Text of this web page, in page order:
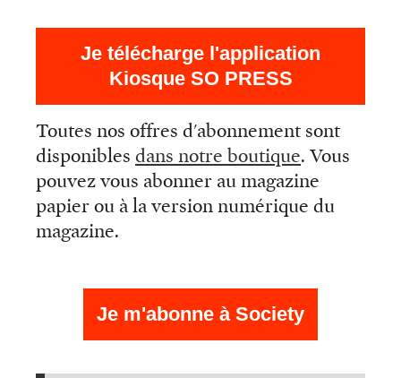
Je télécharge l'application
Kiosque SO PRESS
Toutes nos offres d'abonnement sont
disponibles dans notre boutique. Vous
pouvez vous abonner au magazine
papier ou à la version numérique du
magazine.
Je m'abonne à Society